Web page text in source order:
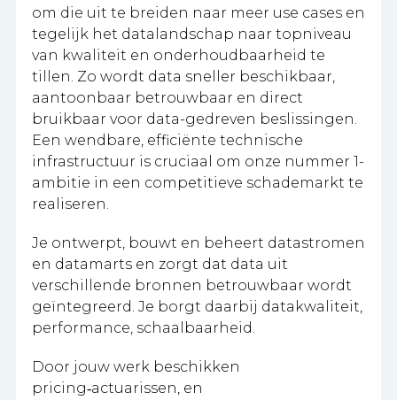
om die uit te breiden naar meer use cases en
tegelijk het datalandschap naar topniveau
van kwaliteit en onderhoudbaarheid te
tillen. Zo wordt data sneller beschikbaar,
aantoonbaar betrouwbaar en direct
bruikbaar voor data-gedreven beslissingen.
Een wendbare, efficiënte technische
infrastructuur is cruciaal om onze nummer 1-
ambitie in een competitieve schademarkt te
realiseren.
Je ontwerpt, bouwt en beheert datastromen
en datamarts en zorgt dat data uit
verschillende bronnen betrouwbaar wordt
geïntegreerd. Je borgt daarbij datakwaliteit,
performance, schaalbaarheid.
Door jouw werk beschikken
pricing‑actuarissen, en